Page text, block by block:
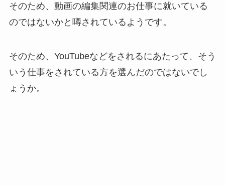
そのため、動画の編集関連のお仕事に就いている
のではないかと噂されているようです。
そのため、YouTubeなどをされるにあたって、そう
いう仕事をされている方を選んだのではないでし
ょうか。